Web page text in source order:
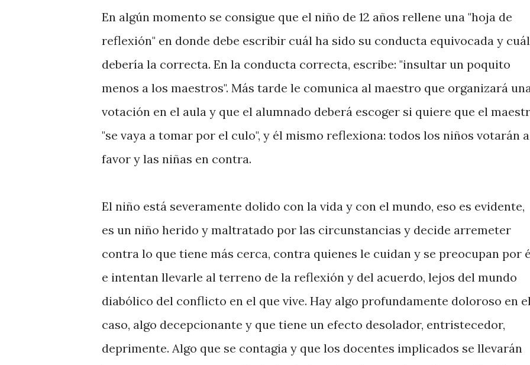
En algún momento se consigue que el niño de 12 años rellene una "hoja de
reflexión" en donde debe escribir cuál ha sido su conducta equivocada y cuál
debería la correcta. En la conducta correcta, escribe: "insultar un poquito
menos a los maestros". Más tarde le comunica al maestro que organizará
votación en el aula y que el alumnado deberá escoger si quiere que el
"se vaya a tomar por el culo", y él mismo reflexiona: todos los niños votarán a
favor y las niñas en contra.
El niño está severamente dolido con la vida y con el mundo, eso es evidente,
es un niño herido y maltratado por las circunstancias y decide arremeter
contra lo que tiene más cerca, contra quienes le cuidan y se preocupan por
e intentan llevarle al terreno de la reflexión y del acuerdo, lejos del mundo
diabólico del conflicto en el que vive. Hay algo profundamente doloroso en
caso, algo decepcionante y que tiene un efecto desolador, entristecedor,
deprimente. Algo que se contagia y que los docentes implicados se llevarán